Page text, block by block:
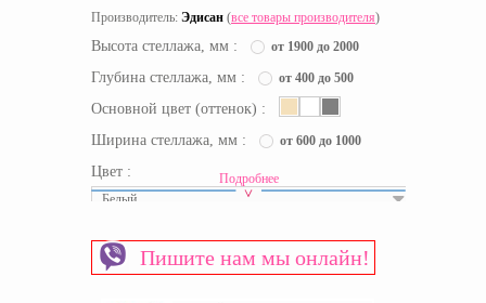
Производитель: Эдисан (все товары производителя)
Высота стеллажа, мм : от 1900 до 2000
Глубина стеллажа, мм : от 400 до 500
Основной цвет (оттенок) :
Ширина стеллажа, мм :
от 600 до 1000
Цвет :
Белый
Материал изготовления каркаса ЛДСП
Подробнее
Пишите нам мы онлайн!